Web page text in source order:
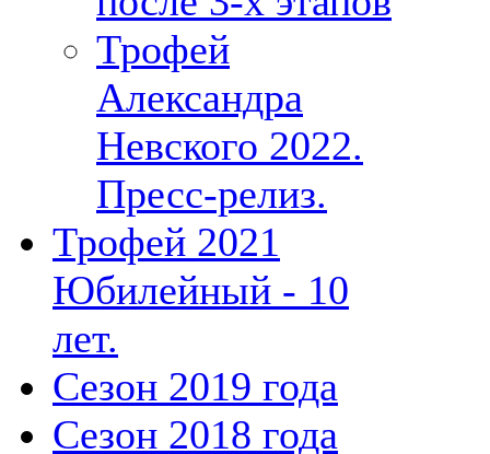
Трофей
Александра
Невского 2022.
Пресс-релиз.
Трофей 2021
Юбилейный - 10
лет.
Сезон 2019 года
Сезон 2018 года